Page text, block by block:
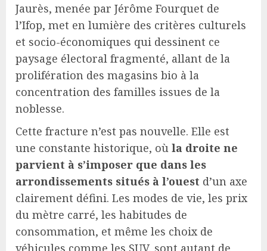
Jaurès, menée par Jérôme Fourquet de
l’Ifop, met en lumière des critères culturels
et socio-économiques qui dessinent ce
paysage électoral fragmenté, allant de la
prolifération des magasins bio à la
concentration des familles issues de la
noblesse.
Cette fracture n’est pas nouvelle. Elle est
une constante historique, où la droite ne
parvient à s’imposer que dans les
arrondissements situés à l’ouest d’un axe
clairement défini. Les modes de vie, les prix
du mètre carré, les habitudes de
consommation, et même les choix de
véhicules comme les SUV, sont autant de